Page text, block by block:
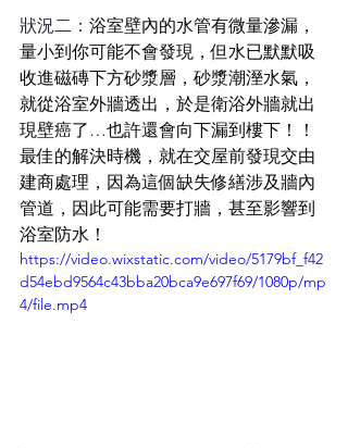
狀況二： 浴室壁內的水管有微量滲漏，
量小到你可能不會發現，但水已默默吸
收進磁磚下方砂漿層，砂漿潮溼水氣，
就從浴室外牆透出，於是衛浴外牆就出
現壁癌了…也許還會向下漏到樓下！！
最佳的解決時機，就在交屋前發現交由
建商處理，因為這個缺失修繕涉及牆內
管道，因此可能需要打牆，甚至影響到
浴室防水！
https://video.wixstatic.com/video/5179bf_f42
d54ebd9564c43bba20bca9e697f69/1080p/mp
4/file.mp4